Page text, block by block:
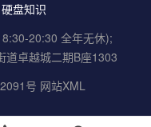
硬盘知识
20:30 全年无休);
道卓越城二期B座1303
号 网站XML